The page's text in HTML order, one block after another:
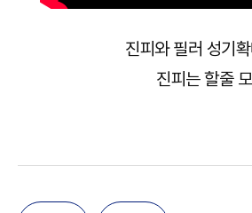
진피와 필러 성기
진피는 할줄